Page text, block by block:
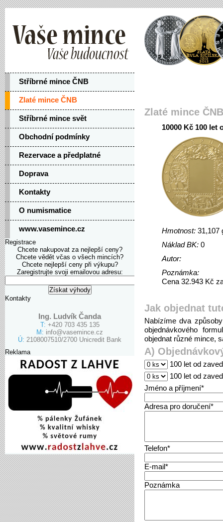
Stříbrné mince ČNB
Zlaté mince ČNB
Stříbrné mince svět
Obchodní podmínky
Rezervace a předplatné
Doprava
Kontakty
O numismatice
www.vasemince.cz
Registrace
Chcete nakupovat za nejlepší ceny?
Chcete vědět včas o všech mincích?
Chcete nejlepší ceny při výkupu?
Zaregistrujte svoji emailovou adresu:
Kontakty
Ing. Ludvík Čanda
T: +420 703 435 135
M: info@vasemince.cz
Ú: 2108007510/2700 Unicredit Bank
Reklama
Zlaté mince ČNB
10000 Kč 100 let
Hmotnost: 31,107
Náklad BK: 0
Autor:
Poznámka:
Cena 32.943 Kč
Jak objednat
Nabízíme dva
objednávkového
objednat různé mince,
A)
100 let od
100 let od
Jméno a příjmení*
Adresa pro doručení*
Telefon*
E-mail*
Poznámka